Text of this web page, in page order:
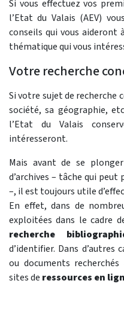
Si vous effectuez vos
l’Etat du Valais (AEV)
conseils qui vous
thématique qui vous
Votre recherche
Si votre sujet de recherche
société, sa géographie,
l’Etat du Valais
intéresseront.
Mais avant de se
d’archives – tâche qui peut
–, il est toujours utile
En effet, dans de
exploitées dans le cadre
recherche
d’identifier. Dans
ou documents
sites de ressources en